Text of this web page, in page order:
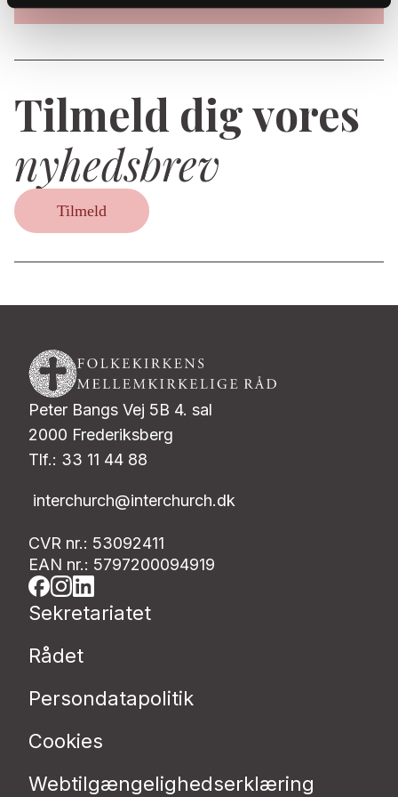
Tilmeld dig vores
nyhedsbrev
Tilmeld
Peter Bangs Vej 5B 4. sal
2000 Frederiksberg
Tlf.: 33 11 44 88
interchurch@interchurch.dk
CVR nr.: 53092411
EAN nr.: 5797200094919
Sekretariatet
Rådet
Persondatapolitik
Cookies
Webtilgængelighedserklæring